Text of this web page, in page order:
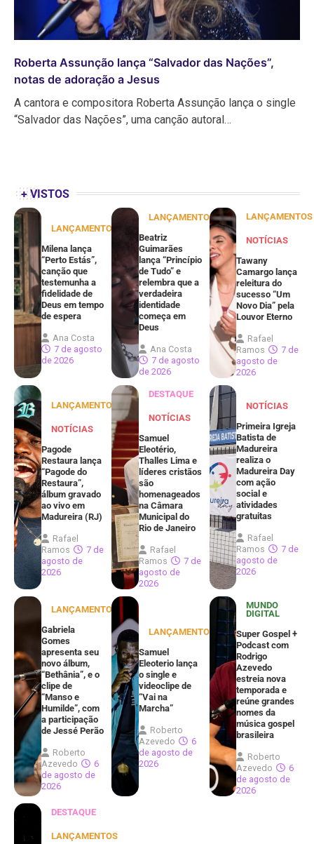
Roberta Assunção lança “Salvador das Nações”,
notas de adoração a Jesus
A cantora e compositora Roberta Assunção lança o single
“Salvador das Nações”, uma canção autoral…
+ VISTOS
LANÇAMENTOS
Milena lança
“Perto Estás”,
canção que
testemunha a
fidelidade de
Deus em tempo
de espera
Ana Costa
7 de agosto
de 2026
LANÇAMENTOS
Beatriz
Guimarães
lança “Princípio
de Tudo” e
relembra que a
verdadeira
identidade
começa em
Deus
Ana Costa
7 de agosto
de 2026
LANÇAMENTOS
NOTÍCIAS
Tawany
Camargo lança
releitura do
sucesso “Um
Novo Dia” pela
Louvor Eterno
Rafael
Ramos
7 de
agosto de
2026
LANÇAMENTOS
NOTÍCIAS
Pagode
Restaura lança
“Pagode do
Restaura”,
álbum gravado
ao vivo em
Madureira (RJ)
Rafael
Ramos
7 de
agosto de
2026
DESTAQUE
NOTÍCIAS
Samuel
Eleotério,
Thalles Lima e
líderes cristãos
são
homenageados
na Câmara
Municipal do
Rio de Janeiro
Rafael
Ramos
7 de
agosto de
2026
NOTÍCIAS
Primeira Igreja
Batista de
Madureira
realiza o
Madureira Day
com ação
social e
atividades
gratuitas
Rafael
Ramos
7 de
agosto de
2026
LANÇAMENTOS
Gabriela
Gomes
apresenta seu
novo álbum,
“Bethânia”, e o
clipe de
“Manso e
Humilde”, com
a participação
de Jessé Perão
Roberto
Azevedo
6
de agosto de
2026
LANÇAMENTOS
Samuel
Eleoterio lança
o single e
videoclipe de
“Vai na
Marcha”
Roberto
Azevedo
6
de agosto de
2026
MUNDO
DIGITAL
Super Gospel +
Podcast com
Rodrigo
Azevedo
estreia nova
temporada e
reúne grandes
nomes da
música gospel
brasileira
Roberto
Azevedo
6
de agosto de
2026
DESTAQUE
LANÇAMENTOS